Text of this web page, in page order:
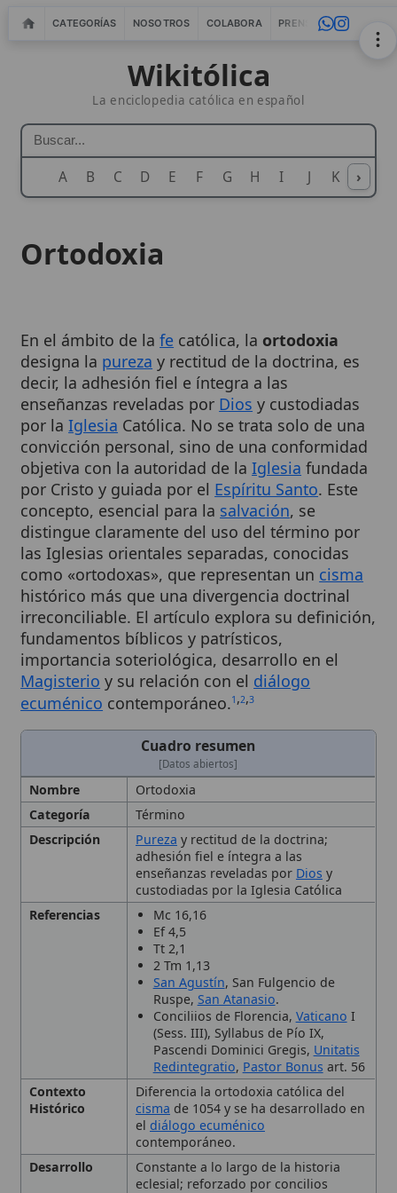
CATEGORÍAS NOSOTROS COLABORA PRENSA WEBMASTERS
Wikitólica
La enciclopedia católica en español
A B C D E F G H I J K L M
›
decir, la adhesión fiel e íntegra a las
enseñanzas reveladas porDios y custodiadas
por la IglesiaCatólica. No se trata solo de una
convicción personal, sino de una conformidad
objetiva con la autoridad de laIglesia fundada
por Cristo y guiada por elEspíritu Santo. Este
concepto, esencial para lasalvación, se
distingue claramente del uso del término por
las Iglesias orientales separadas, conocidas
como «ortodoxas», que representan uncisma
histórico más que una divergencia doctrinal
irreconciliable. El artículo explora su definición,
fundamentos bíblicos y patrísticos,
importancia soteriológica, desarrollo en el
Magisterioy su relación con eldiálogo
ecuménicocontemporáneo. 1,2,3
Cuadro resumen
[Datos abiertos]
Ortodoxia
Término
Purezay rectitud de la doctrina;
adhesión fiel e íntegra a las
enseñanzas reveladas por
custodiadas por la Iglesia Católica
Referencias
Mc 16,16
Ef 4,5
Tt 2,1
2 Tm 1,13
San Agustín, San Fulgencio de
Ruspe,San Atanasio.
Conciliios de Florencia,
(Sess. III), Syllabus de Pío IX,
Pascendi Dominici Gregis,
Redintegratio
Diferencia la ortodoxia católica del
cismade 1054 y se ha desarrollado en
diálogo ecuménico
contemporáneo.
Constante a lo largo de la historia
eclesial; reforzado por concilios
(Florencia,VaticanoI) y documentos
como el Syllabus de Pío IX y la
encíclicaPascendi Dominici Gregis.
Requisito para lasalvación
preservación de lafecatólica.
Del griego orthodoxeia (orthós =